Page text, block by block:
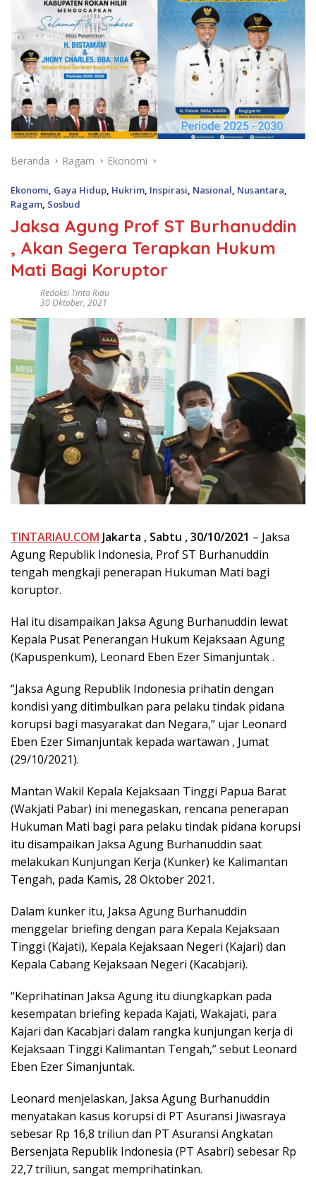
Beranda Ragam Ekonomi
Ekonomi Gaya Hidup Hukrim Inspirasi Nasional Nusantara
Ragam Sosbud
Jaksa Agung Prof ST Burhanuddin
, Akan Segera Terapkan Hukum
Mati Bagi Koruptor
Redaksi Tinta Riau
30 Oktober, 2021
TINTARIAU.COM Jakarta , Sabtu , 30/10/2021 – Jaksa
Agung Republik Indonesia, Prof ST Burhanuddin
tengah mengkaji penerapan Hukuman Mati bagi
koruptor.
Hal itu disampaikan Jaksa Agung Burhanuddin lewat
Kepala Pusat Penerangan Hukum Kejaksaan Agung
(Kapuspenkum), Leonard Eben Ezer Simanjuntak .
“Jaksa Agung Republik Indonesia prihatin dengan
kondisi yang ditimbulkan para pelaku tindak pidana
korupsi bagi masyarakat dan Negara,” ujar Leonard
Eben Ezer Simanjuntak kepada wartawan , Jumat
(29/10/2021).
Mantan Wakil Kepala Kejaksaan Tinggi Papua Barat
(Wakjati Pabar) ini menegaskan, rencana penerapan
Hukuman Mati bagi para pelaku tindak pidana korupsi
itu disampaikan Jaksa Agung Burhanuddin saat
melakukan Kunjungan Kerja (Kunker) ke Kalimantan
Tengah, pada Kamis, 28 Oktober 2021.
Dalam kunker itu, Jaksa Agung Burhanuddin
menggelar briefing dengan para Kepala Kejaksaan
Tinggi (Kajati), Kepala Kejaksaan Negeri (Kajari) dan
Kepala Cabang Kejaksaan Negeri (Kacabjari).
“Keprihatinan Jaksa Agung itu diungkapkan pada
kesempatan briefing kepada Kajati, Wakajati, para
Kajari dan Kacabjari dalam rangka kunjungan kerja di
Kejaksaan Tinggi Kalimantan Tengah,” sebut Leonard
Eben Ezer Simanjuntak.
Leonard menjelaskan, Jaksa Agung Burhanuddin
menyatakan kasus korupsi di PT Asuransi Jiwasraya
sebesar Rp 16,8 triliun dan PT Asuransi Angkatan
Bersenjata Republik Indonesia (PT Asabri) sebesar Rp
22,7 triliun, sangat memprihatinkan.